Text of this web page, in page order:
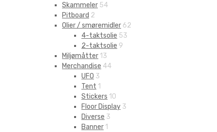
Skammeler 54
Pitboard 2
Olier / smøremidler 62
4-taktsolie 53
2-taktsolie 9
Miljømåtter 13
Merchandise 44
UFO 3
Tent 1
Stickers 10
Floor Display 3
Diverse 3
Banner 1